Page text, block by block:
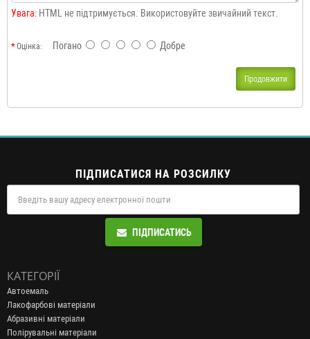
Увага: HTML не підтримується. Використовуйте звичайний текст.
Оцінка: Погано Добре
Продовжити
ПІДПИСАТИСЯ НА РОЗСИЛКУ
ПІДПИСАТИСЬ
КАТЕГОРІЇ
Автоемаль
Лакофарбові матеріали
Абразивні матеріали
Полірувальні матеріали